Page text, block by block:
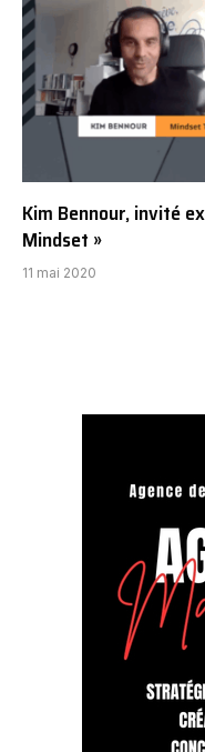
Kim Bennour, invité
Mindset »
11 mai 2020